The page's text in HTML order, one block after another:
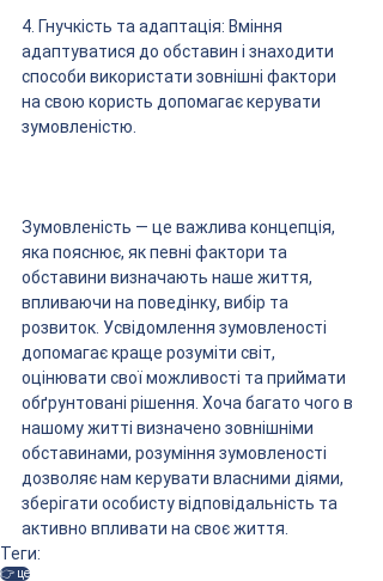
4. Гнучкість та адаптація: Вміння
адаптуватися до обставин і знаходити
способи використати зовнішні фактори
на свою користь допомагає керувати
зумовленістю.
Зумовленість — це важлива концепція,
яка пояснює, як певні фактори та
обставини визначають наше життя,
впливаючи на поведінку, вибір та
розвиток. Усвідомлення зумовленості
допомагає краще розуміти світ,
оцінювати свої можливості та приймати
обґрунтовані рішення. Хоча багато чого в
нашому житті визначено зовнішніми
обставинами, розуміння зумовленості
дозволяє нам керувати власними діями,
зберігати особисту відповідальність та
активно впливати на своє життя.
Теги:
👉 це